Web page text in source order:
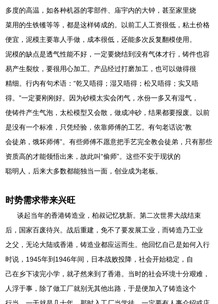
多度的高温，如各种机器的零部件、庙宇内的大钟，甚至家里烧
菜用的生铁镬等等，都是这样铸成的。以前工人工资很低，粘土价格
便宜，泥模主要靠人手做，成本很低，还能多次反复翻模使用。
泥模的缺点是透气性能不好，一定要烧结到没有气体才行，铸件也容
易产生裂纹，要很用心加工。产品经过打磨加工，也可以做得很
精细。行内有句术语：“乾又唔得；湿又唔得；松又唔得；实又唔
得。”一定要刚刚好。因为砂模太实会闭气，水份一多又有湿气，
使铸件产生气泡，太松模型又会散，做成冲砂，结果都要报废。以前
是没有一个标准，只凭经验，依靠师傅的工艺。有句老话说“教
会徒弟，饿坏师傅”。有些师傅不愿意把手艺完全教会徒弟，只有那些
资质高的才能领悟出来，故此叫“偷师”。这些不安于现状的
聪明人，后来大多数都能独当一面，创业成为老板。
时势需求带来兴旺
谈起当年的香港铸造业，柏叔记忆犹新。第二次世界大战结束
后，国家百废待兴。战后重建，免不了要发展工业，而铸造乃工业
之父，无论大陆或香港，铸造业都应运而生。他回忆自己是如何入行
时说，1945年到1946年间，日本战败投降，社会开始稳定，自
己在乡下读完小学，就孑然来到了香港。当时的社会环境十分艰难，
人浮于事，除了做工厂就别无其他出路，于是便加入了铸造这个